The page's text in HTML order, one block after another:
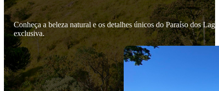
Conheça a beleza natural e os detalhes únicos do Paraíso dos
exclusiva.